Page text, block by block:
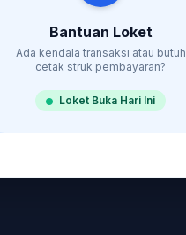
Bantuan Loket
Ada kendala transaksi atau butuh
cetak struk pembayaran?
Loket Buka Hari Ini